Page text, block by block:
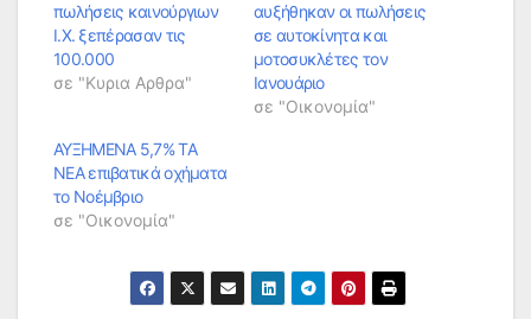
πωλήσεις καινούργιων
Ι.Χ. ξεπέρασαν τις
100.000
σε "Κυρια Αρθρα"
αυξήθηκαν οι πωλήσεις
σε αυτοκίνητα και
μοτοσυκλέτες τον
Ιανουάριο
σε "Οικονομία"
ΑΥΞΗΜΕΝΑ 5,7% ΤΑ
ΝΕΑ επιβατικά οχήματα
το Νοέμβριο
σε "Οικονομία"